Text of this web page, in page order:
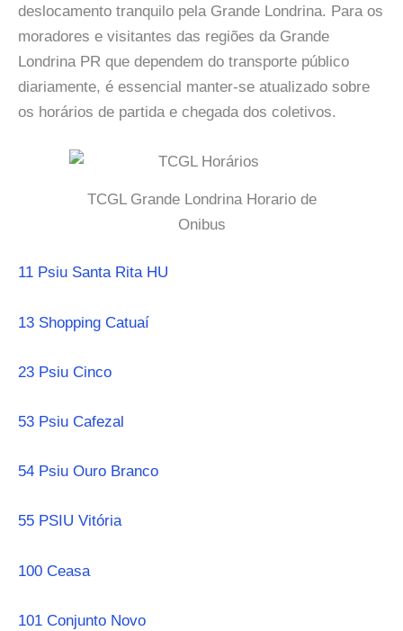
deslocamento tranquilo pela Grande Londrina. Para os
moradores e visitantes das regiões da Grande
Londrina PR que dependem do transporte público
diariamente, é essencial manter-se atualizado sobre
os horários de partida e chegada dos coletivos.
TCGL Grande Londrina Horario de
Onibus
11 Psiu Santa Rita HU
13 Shopping Catuaí
23 Psiu Cinco
53 Psiu Cafezal
54 Psiu Ouro Branco
55 PSIU Vitória
100 Ceasa
101 Conjunto Novo